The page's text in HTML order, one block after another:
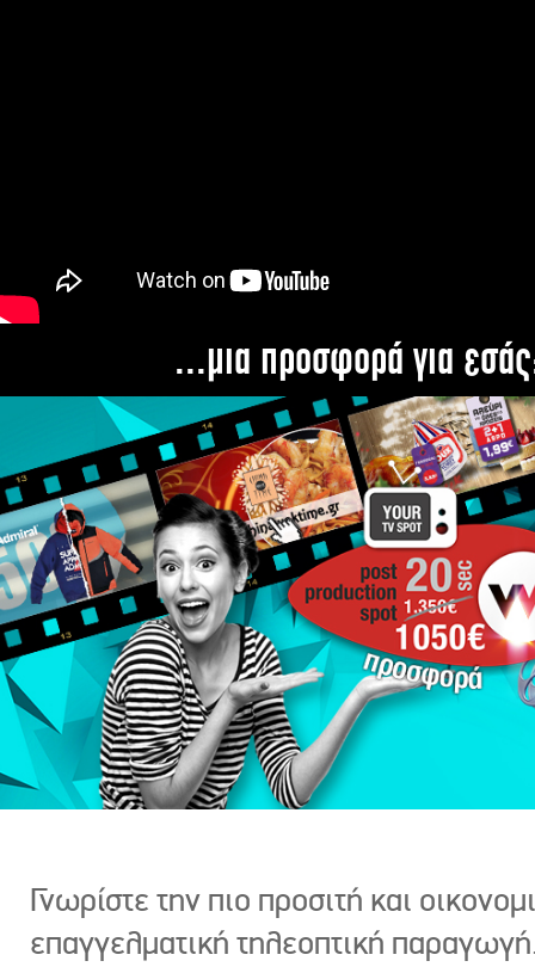
...μια προσφορά για
Γνωρίστε την πιο προσιτή και
επαγγελματική τηλεοπτική